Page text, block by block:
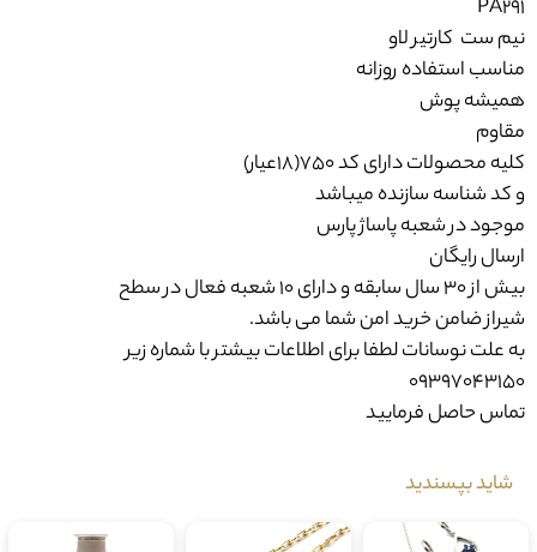
نیم ست کارتیر لاو
مناسب استفاده روزانه
همیشه پوش
مقاوم
کلیه محصولات دارای کد 750(18عیار)
و کد شناسه سازنده میباشد
موجود در شعبه پاساژ پارس
ارسال رایگان
بیش از 30 سال سابقه و دارای 10 شعبه فعال در سطح
شیراز ضامن خرید امن شما می باشد.
به علت نوسانات لطفا برای اطلاعات بیشتر با شماره زیر
09397043150
تماس حاصل فرمایید